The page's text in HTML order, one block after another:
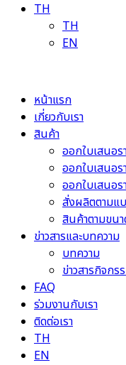
TH
TH
EN
หน้าแรก
เกี่ยวกับเรา
สินค้า
ออกใบเสนอ
ออกใบเสนอ
ออกใบเสนอ
สั่งผลิตตามแ
สินค้าตามขน
ข่าวสารและบทความ
บทความ
ข่าวสารกิจกร
FAQ
ร่วมงานกับเรา
ติดต่อเรา
TH
EN